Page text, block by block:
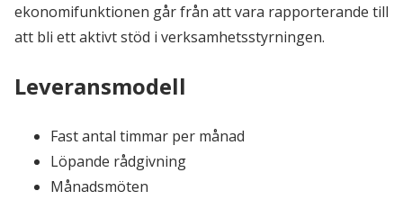
ekonomifunktionen går från att vara rapporterande till
att bli ett aktivt stöd i verksamhetsstyrningen.
Leveransmodell
Fast antal timmar per månad
Löpande rådgivning
Månadsmöten